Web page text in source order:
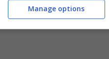
Manage options